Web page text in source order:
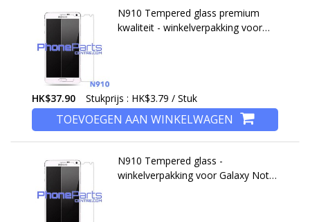
N910 Tempered glass premium
kwaliteit - winkelverpakking voor
HK$37.90 Stukprijs : HK$3.79 / Stuk
TOEVOEGEN AAN WINKELWAGEN
N910 Tempered glass -
winkelverpakking voor Galaxy Note